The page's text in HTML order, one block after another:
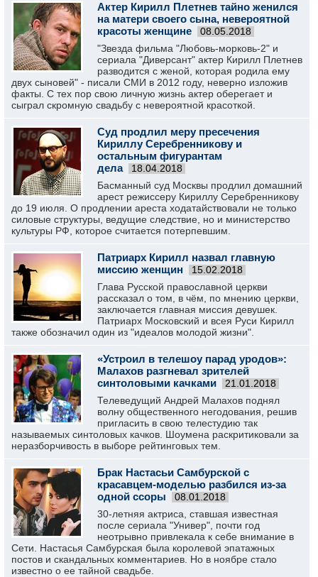
Актер Кирилл Плетнев тайно женился
на матери своего сына, невероятной
красоты женщине
08.05.2018
"Звезда фильма "Любовь-морковь-2" и
сериала "Диверсант" актер Кирилл Плетнев
разводится с женой, которая родила ему
двух сыновей" - писали СМИ в 2012 году, неверно изложив
факты. С тех пор свою личную жизнь актер оберегает и
сыграл скромную свадьбу с невероятной красоткой.
Суд продлил меру пресечения
Кириллу Серебренникову и
остальным фигурантам
дела
18.04.2018
Басманный суд Москвы продлил домашний
арест режиссеру Кириллу Серебренникову
до 19 июля. О продлении ареста ходатайствовали не только
силовые структуры, ведущие следствие, но и министерство
культуры РФ, которое считается потерпевшим.
Патриарх Кирилл назвал главную
миссию женщин
15.02.2018
Глава Русской православной церкви
рассказал о том, в чём, по мнению церкви,
заключается главная миссия девушек.
Патриарх Московский и всея Руси Кирилл
также обозначил один из "идеалов молодой жизни".
«Устроил в телешоу парад уродов»:
Малахов разгневал зрителей
синтоловыми качками
21.01.2018
Телеведущий Андрей Малахов поднял
волну общественного негодования, решив
пригласить в свою телестудию так
называемых синтоловых качков. Шоумена раскритиковали за
неразборчивость в выборе рейтинговых тем.
Брак Настасьи Самбурской с
красавцем-моделью разбился из-за
одной ссоры
08.01.2018
30-летняя актриса, ставшая известная
после сериала "Универ", почти год
неотрывно привлекала к себе внимание в
Сети. Настасья Самбурская была королевой эпатажных
постов и скандальных комментариев. Но в ноябре стало
известно о ее тайной свадьбе.